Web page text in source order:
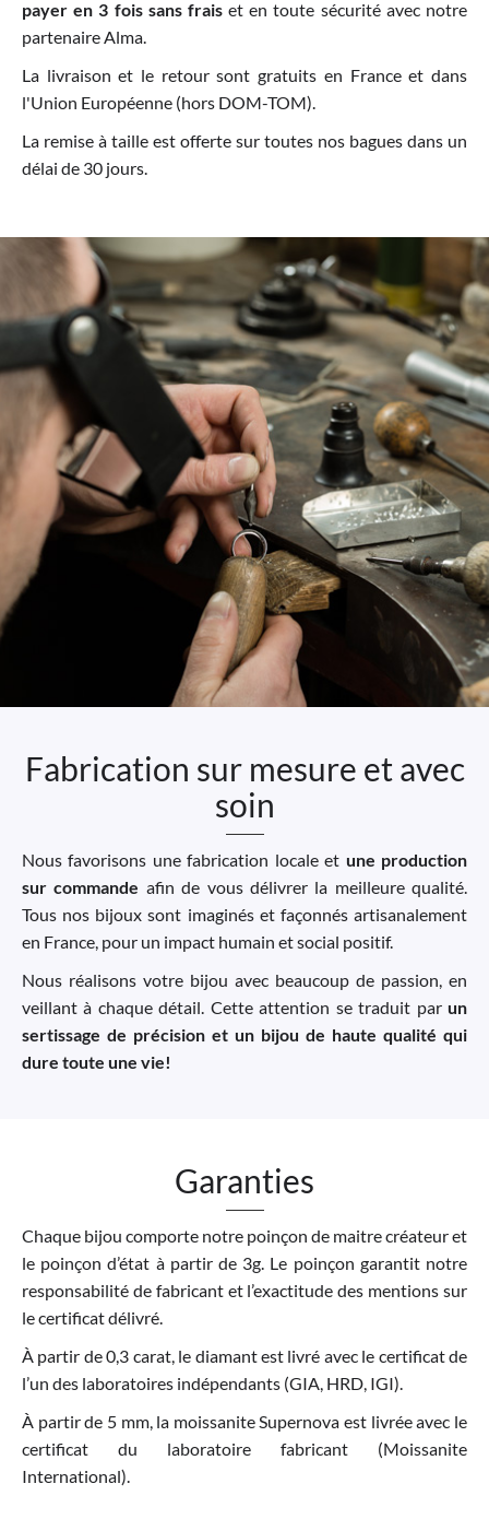
payer en 3 fois sans fraiset en toute sécurité avec notre
partenaire Alma.
La livraison et le retour sont gratuits en France et dans
l'Union Européenne (hors DOM-TOM).
La remise à taille est offerte sur toutes nos bagues dans un
délai de 30 jours.
Fabrication sur mesure et avec
soin
Nous favorisons une fabrication locale et une production
sur commande afin de vous délivrer la meilleure qualité.
Tous nos bijoux sont imaginés et façonnés artisanalement
en France, pour un impact humain et social positif.
Nous réalisons votre bijou avec beaucoup de passion, en
veillant à chaque détail. Cette attention se traduit par un
sertissage de précision et un bijou de haute qualité qui
dure toute une vie!
Garanties
Chaque bijou comporte notre poinçon de maitre créateur et
le poinçon d’état à partir de 3g. Le poinçon garantit notre
responsabilité de fabricant et l’exactitude des mentions sur
le certificat délivré.
À partir de 0,3 carat, le diamant est livré avec le certificat de
l’un des laboratoires indépendants (GIA, HRD, IGI).
À partir de 5 mm, la moissanite Supernova est livrée avec le
certificat du laboratoire fabricant (Moissanite
International).